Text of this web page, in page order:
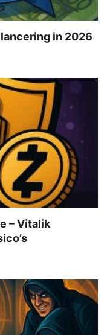
in 2026
– Vitalik